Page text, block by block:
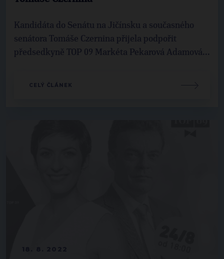
Kandidáta do Senátu na Jičínsku a současného
senátora Tomáše Czernina přijela podpořit
předsedkyně TOP 09 Markéta Pekarová Adamová...
CELÝ ČLÁNEK